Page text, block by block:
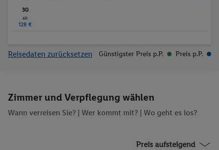
30
ab
128 €
Reisedaten zurücksetzen Günstigster Preis p.P. Preis p.P.
Zimmer und Verpflegung wählen
Wann verreisen Sie? | Wer kommt mit? | Wo geht es los?
Preis aufsteigend